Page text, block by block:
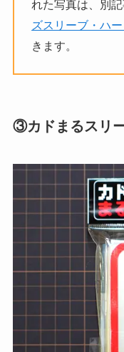
れた写真は、別
ズスリーブ・ハ
きます。
③カドまるスリ